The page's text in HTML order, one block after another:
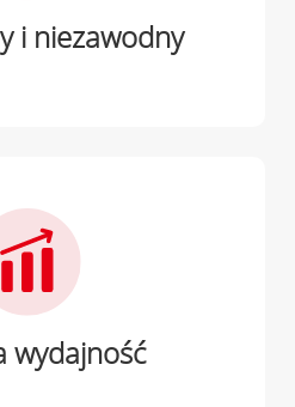
i niezawodny
wydajność